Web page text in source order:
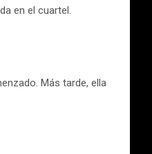
en el cuartel.
Más tarde, ella